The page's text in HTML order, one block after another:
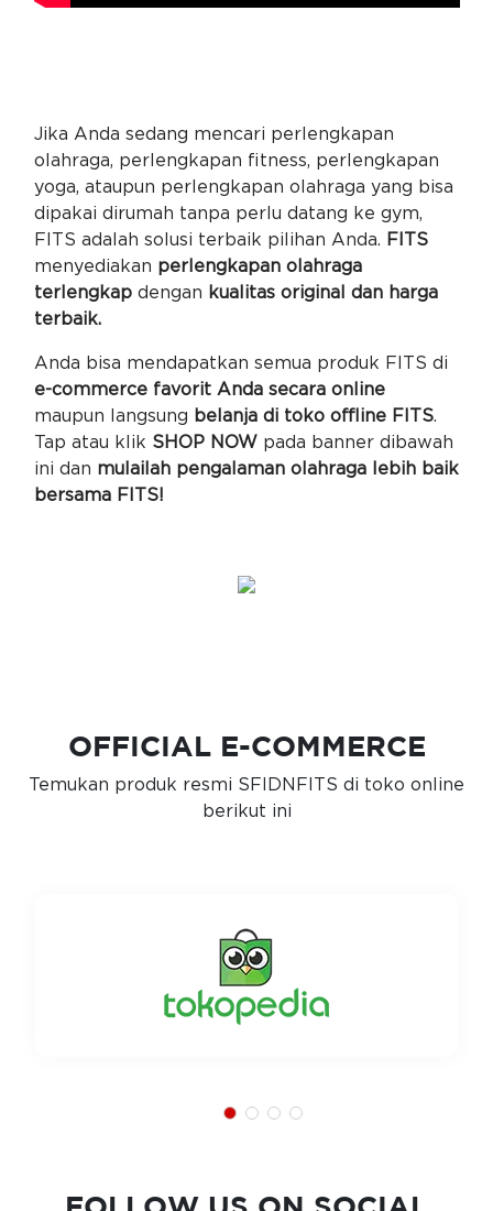
Jika Anda sedang mencari perlengkapan
olahraga, perlengkapan fitness, perlengkapan
yoga, ataupun perlengkapan olahraga yang bisa
dipakai dirumah tanpa perlu datang ke gym,
FITS adalah solusi terbaik pilihan Anda. FITS
menyediakan perlengkapan olahraga
terlengkapdengan kualitas original dan harga
terbaik.
Anda bisa mendapatkan semua produk FITS di
e-commerce favorit Anda secara online
maupun langsung belanja di toko offline FITS.
Tap atau klik SHOP NOW pada banner dibawah
ini dan mulailah pengalaman olahraga lebih baik
bersama FITS!
OFFICIAL E-COMMERCE
Temukan produk resmi SFIDNFITS di toko online
berikut ini